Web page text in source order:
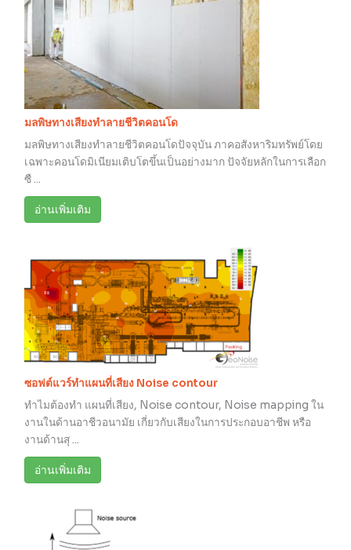
มลพิษทางเสียงทำลายชีวิตคอนโด
มลพิษทางเสียงทำลายชีวิตคอนโดปัจจุบัน ภาคอสังหาริมทรัพย์โดย
เฉพาะคอนโดมิเนียมเติบโตขึ้นเป็นอย่างมาก ปัจจัยหลักในการเลือก
ซื ...
อ่านเพิ่มเติม
ซอฟต์แวร์ทำแผนที่เสียง Noise contour
ทำไมต้องทำ แผนที่เสียง, Noise contour, Noise mapping ใน
งานในด้านอาชีวอนามัย เกี่ยวกับเสียงในการประกอบอาชีพ หรือ
งานด้านสุ ...
อ่านเพิ่มเติม